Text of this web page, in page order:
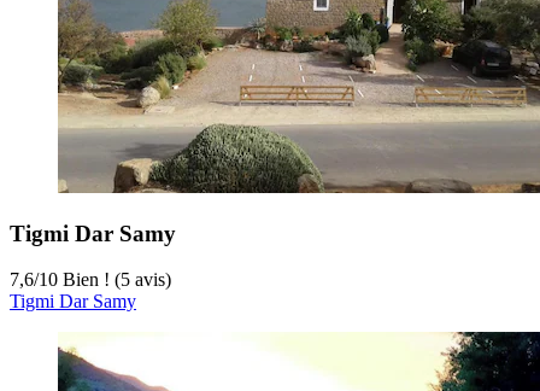
Tigmi Dar Samy
7,6/10 Bien ! (5 avis)
Tigmi Dar Samy